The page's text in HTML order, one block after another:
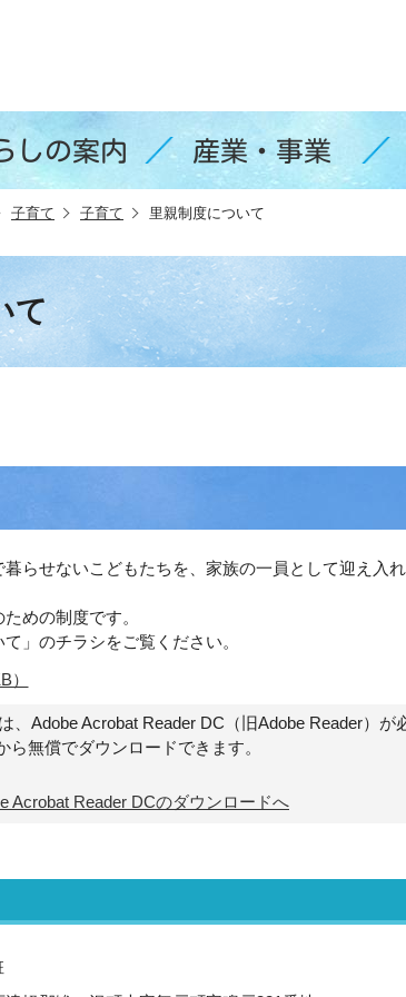
しの案内 産業・事業
子育て 子育て 里親制度について
て
らせないこどもたちを、家族の一員として迎え入
めの制度です。
」のチラシをご覧ください。
）
、Adobe Acrobat Reader DC（旧Adobe Reader）が
無償でダウンロードできます。
Acrobat Reader DCのダウンロードへ